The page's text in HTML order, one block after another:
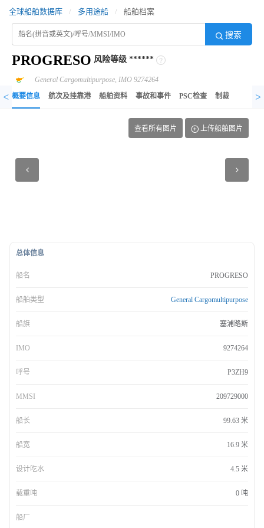
全球船舶数据库 / 多用途船 / 船舶档案
搜索
PROGRESO 风险等级 ******
General Cargomultipurpose, IMO 9274264
< 概要信息 航次及挂靠港 船舶资料 事故和事件 PSC检查 制裁记录 异
>
总体信息
船名 PROGRESO
船舶类型 General Cargomultipurpose
船旗 塞浦路斯
IMO 9274264
呼号 P3ZH9
MMSI 209729000
船长 99.63 米
船宽 16.9 米
设计吃水 4.5 米
载重吨 0 吨
船厂
查看所有图片 上传船舶图片